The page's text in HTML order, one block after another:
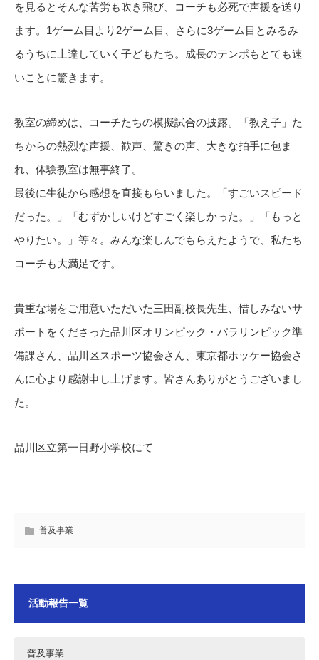
を見るとそんな苦労も吹き飛び、コーチも必死で声援を送り
ます。1ゲーム目より2ゲーム目、さらに3ゲーム目とみるみ
るうちに上達していく子どもたち。成長のテンポもとても速
いことに驚きます。
教室の締めは、コーチたちの模擬試合の披露。「教え子」た
ちからの熱烈な声援、歓声、驚きの声、大きな拍手に包ま
れ、体験教室は無事終了。
最後に生徒から感想を直接もらいました。「すごいスピード
だった。」「むずかしいけどすごく楽しかった。」「もっと
やりたい。」等々。みんな楽しんでもらえたようで、私たち
コーチも大満足です。
貴重な場をご用意いただいた三田副校長先生、惜しみないサ
ポートをくださった品川区オリンピック・パラリンピック準
備課さん、品川区スポーツ協会さん、東京都ホッケー協会さ
んに心より感謝申し上げます。皆さんありがとうございまし
た。
品川区立第一日野小学校にて
普及事業
活動報告一覧
普及事業